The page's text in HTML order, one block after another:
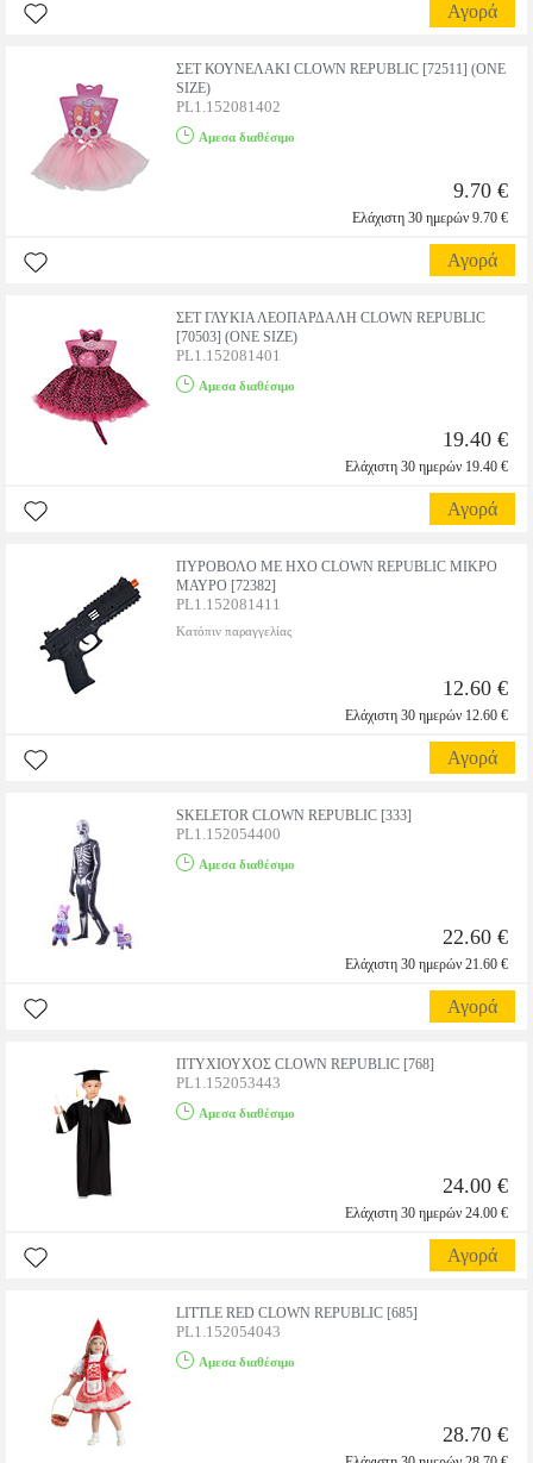
Αγορά
ΣΕΤ ΚΟΥΝΕΛΑΚΙ CLOWN REPUBLIC [72511] (ONE
SIZE)
PL1.152081402
Αμεσα διαθέσιμο
9.70 €
Ελάχιστη 30 ημερών 9.70 €
Αγορά
ΣΕΤ ΓΛΥΚΙΑ ΛΕΟΠΑΡΔΑΛΗ CLOWN REPUBLIC
[70503] (ONE SIZE)
PL1.152081401
Αμεσα διαθέσιμο
19.40 €
Ελάχιστη 30 ημερών 19.40 €
Αγορά
ΠΥΡΟΒΟΛΟ ΜΕ ΗΧΟ CLOWN REPUBLIC ΜΙΚΡΟ
ΜΑΥΡΟ [72382]
PL1.152081411
Κατόπιν παραγγελίας
12.60 €
Ελάχιστη 30 ημερών 12.60 €
Αγορά
SKELETOR CLOWN REPUBLIC [333]
PL1.152054400
Αμεσα διαθέσιμο
22.60 €
Ελάχιστη 30 ημερών 21.60 €
Αγορά
ΠΤΥΧΙΟΥΧΟΣ CLOWN REPUBLIC [768]
PL1.152053443
Αμεσα διαθέσιμο
24.00 €
Ελάχιστη 30 ημερών 24.00 €
Αγορά
LITTLE RED CLOWN REPUBLIC [685]
PL1.152054043
Αμεσα διαθέσιμο
28.70 €